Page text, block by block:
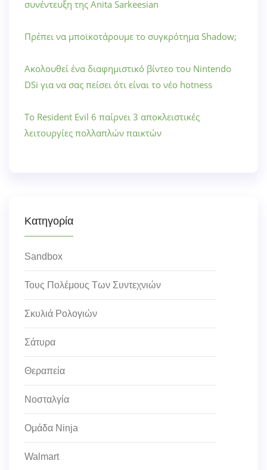
συνέντευξη της Anita Sarkeesian
Πρέπει να μποϊκοτάρουμε το συγκρότημα Shadow;
Ακολουθεί ένα διαφημιστικό βίντεο του Nintendo
DSi για να σας πείσει ότι είναι το νέο hotness
Το Resident Evil 6 παίρνει 3 αποκλειστικές
λειτουργίες πολλαπλών παικτών
Κατηγορία
Sandbox
Τους Πολέμους Των Συντεχνιών
Σκυλιά Ρολογιών
Σάτυρα
Θεραπεία
Νοσταλγία
Ομάδα Ninja
Walmart